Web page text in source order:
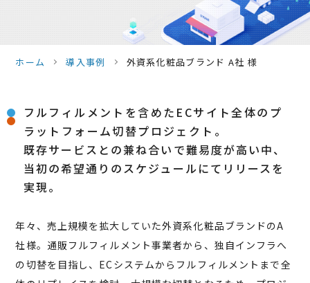
ホーム 導入事例 外資系化粧品ブランド A社 様
フルフィルメントを含めたECサイト全体のプ
ラットフォーム切替プロジェクト。
既存サービスとの兼ね合いで難易度が高い中、
当初の希望通りのスケジュールにてリリースを
実現。
年々、売上規模を拡大していた外資系化粧品ブランドのA
社様。通販フルフィルメント事業者から、独自インフラへ
の切替を目指し、ECシステムからフルフィルメントまで全